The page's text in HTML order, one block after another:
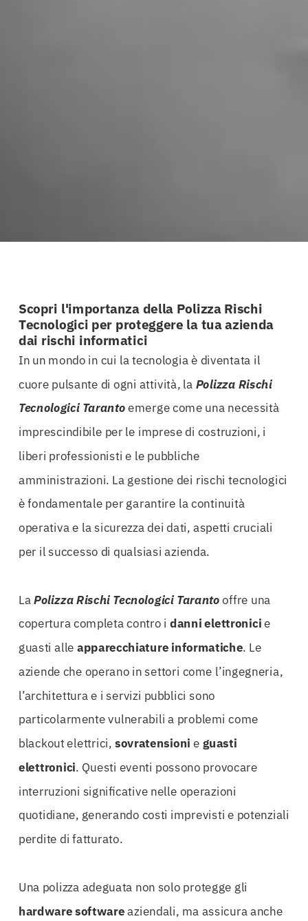
Scopri l'importanza della Polizza Rischi
Tecnologici per proteggere la tua azienda
dai rischi informatici
In un mondo in cui la tecnologia è diventata il
cuore pulsante di ogni attività, la Polizza Rischi
Tecnologici Tarantoemerge come una necessità
imprescindibile per le imprese di costruzioni, i
liberi professionisti e le pubbliche
amministrazioni. La gestione dei rischi tecnologici
è fondamentale per garantire la continuità
operativa e la sicurezza dei dati, aspetti cruciali
per il successo di qualsiasi azienda.
LaPolizza Rischi Tecnologici Tarantooffre una
copertura completa contro idanni elettronicie
guasti alle apparecchiature informatiche. Le
aziende che operano in settori come l’ingegneria,
l’architettura e i servizi pubblici sono
particolarmente vulnerabili a problemi come
blackout elettrici,sovratensioni e guasti
elettronici. Questi eventi possono provocare
interruzioni significative nelle operazioni
quotidiane, generando costi imprevisti e potenziali
perdite di fatturato.
Una polizza adeguata non solo protegge gli
hardware softwareaziendali, ma assicura anche